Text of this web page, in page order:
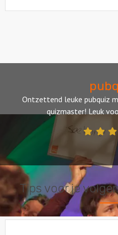
Ontzettend leuke pubquiz
quizmaster! Leuk
Tips voor je